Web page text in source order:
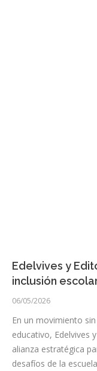
Edelvives y
inclusión
06/05/2026
En un movimiento
educativo, Edelvives
alianza estratégica
desafíos de la